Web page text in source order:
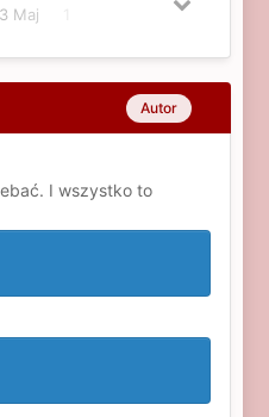
3 Maj
Autor
I wszystko to